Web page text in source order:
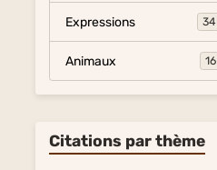
Expressions 34
Animaux 16
Citations par thème